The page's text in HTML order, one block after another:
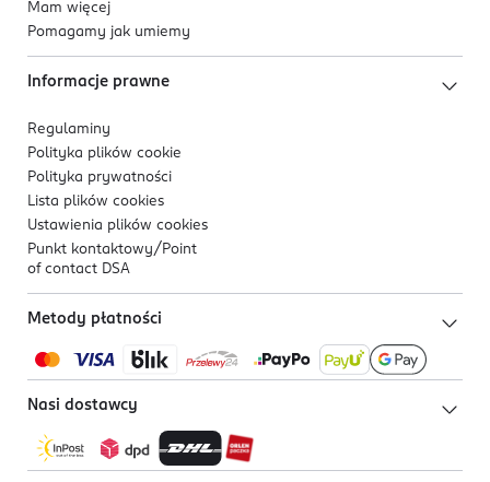
Mam więcej
Pomagamy jak umiemy
Informacje prawne
Regulaminy
Polityka plików cookie
Polityka prywatności
Lista plików cookies
Ustawienia plików cookies
Punkt kontaktowy/ Point
of contact DSA
Metody płatności
Nasi dostawcy